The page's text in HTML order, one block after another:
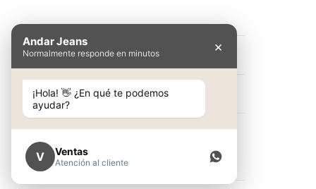
INFORMACIÓN
Preguntas Frecuentes
NOSOTROS
Conocé Andar Jeans
Ver colección
Andar Jeans
Normalmente responde en minutos ×
¡Hola! 👋 ¿En qué te podemos
ayudar?
V Ventas
Atención al cliente